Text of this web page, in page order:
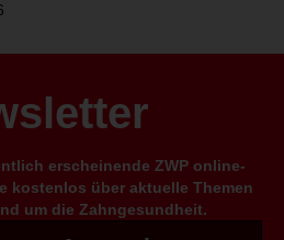
erscheinende ZWP online-
kostenlos über aktuelle Themen
um die Zahngesundheit.